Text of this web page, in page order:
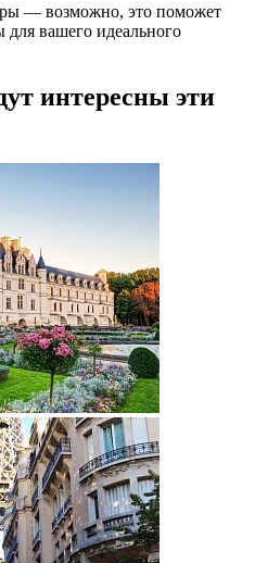
— возможно, это поможет
вашего идеального
интересны эти